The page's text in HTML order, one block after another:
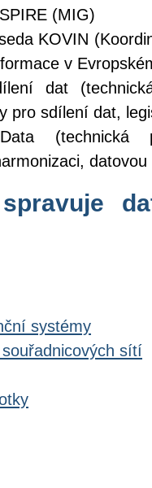
(MIG)
KOVIN
v
dat
pro sdílení dat,
(technická
systémy
sítí